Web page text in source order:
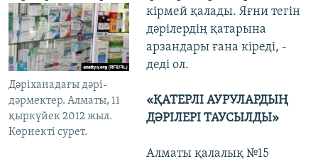
кірмей
Дәріханадағы дәрі-
дәрмектер. Алматы, 11
қыркүйек 2012 жыл.
Көрнекті сурет.
қалады. Яғни тегін
дәрілердің қатарына
арзандары ғана кіреді, -
деді ол.
«ҚАТЕРЛІ АУРУЛАРДЫҢ
ДӘРІЛЕРІ ТАУСЫЛДЫ»
Алматы қалалық №15